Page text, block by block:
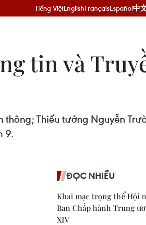
Tiếng ViệtEnglishFrançaisEspañol中
tin và
Thiếu tướng Nguyễn
9.
ĐỌC NHIỀU
Khai mạc trọng thể Hội
Ban Chấp hành Trung
XIV